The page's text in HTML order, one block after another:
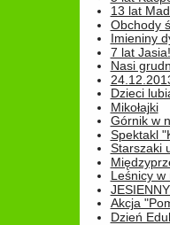
13 lat
Obchody
Imieniny
7 lat Jasia!
Nasi
Dzieci
Mikołajki
Górnik w
Spektakl
Starszaki
Leśnicy w
Akcja
Dzień